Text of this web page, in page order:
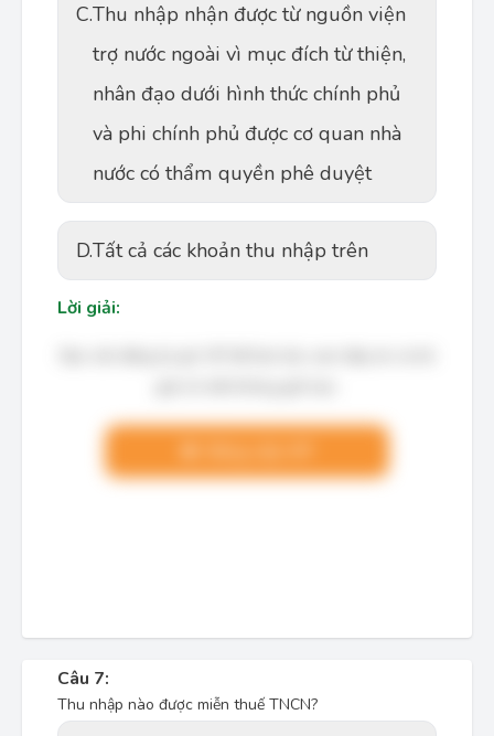
C.Thu nhập nhận được từ nguồn viện
trợ nước ngoài vì mục đích từ thiện,
nhân đạo dưới hình thức chính phủ
và phi chính phủ được cơ quan nhà
nước có thẩm quyền phê duyệt
D.Tất cả các khoản thu nhập trên
Lời giải:
Câu 7:
Thu nhập nào được miễn thuế TNCN?